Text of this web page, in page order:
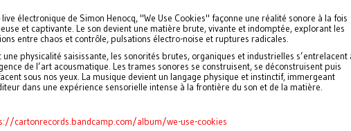
live électronique de Simon Henocq, "We Use Cookies" façonne une réalité sonore à la fois
et captivante. Le son devient une matière brute, vivante et indomptée, explorant les
entre chaos et contrôle, pulsations électro-noise et ruptures radicales.
une physicalité saisissante, les sonorités brutes, organiques et industrielles s’entrelacent
de l’art acousmatique. Les trames sonores se construisent, se déconstruisent puis
sous nos yeux. La musique devient un langage physique et instinctif, immergeant
dans une expérience sensorielle intense à la frontière du son et de la matière.
cartonrecords.bandcamp.com/album/we-use-cookies